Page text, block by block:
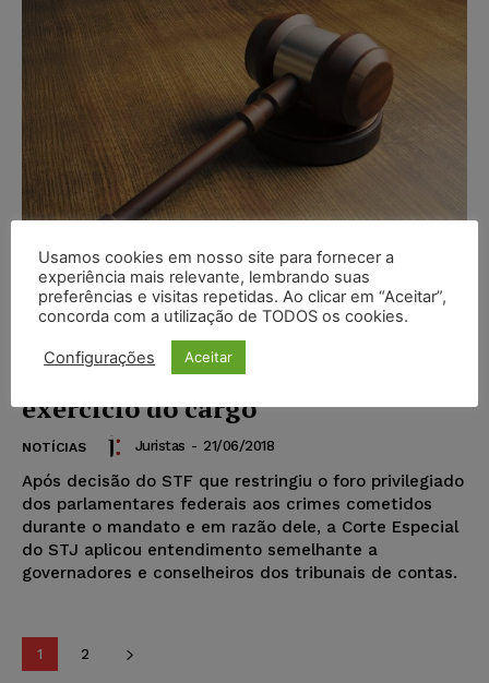
Foro de governadores e
conselheiros dos TC é restrito a
fatos ocorridos durante o
exercício do cargo
NOTÍCIAS Juristas - 21/06/2018
Após decisão do STF que restringiu o foro privilegiado
dos parlamentares federais aos crimes cometidos
durante o mandato e em razão dele, a Corte Especial
do STJ aplicou entendimento semelhante a
governadores e conselheiros dos tribunais de contas.
1 2
Usamos cookies em nosso site para fornecer a
experiência mais relevante, lembrando suas
preferências e visitas repetidas. Ao clicar em “Aceitar”,
concorda com a utilização de TODOS os cookies.
Configurações Aceitar